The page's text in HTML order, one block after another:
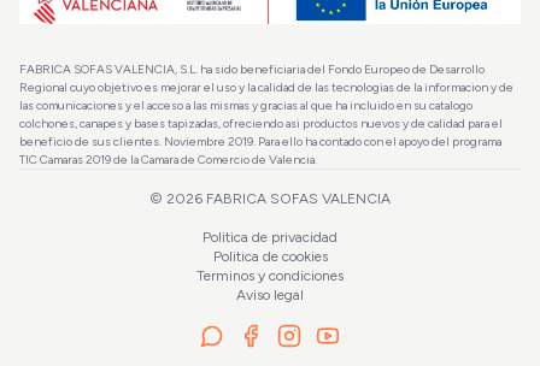
FABRICA SOFAS VALENCIA, S.L. ha sido beneficiaria del Fondo Europeo de Desarrollo
Regional cuyo objetivo es mejorar el uso y la calidad de las tecnologias de la informacion y de
las comunicaciones y el acceso a las mismas y gracias al que ha incluido en su catalogo
colchones, canapes y bases tapizadas, ofreciendo asi productos nuevos y de calidad para el
beneficio de sus clientes. Noviembre 2019. Para ello ha contado con el apoyo del programa
TIC Camaras 2019 de la Camara de Comercio de Valencia.
© 2026 FABRICA SOFAS VALENCIA
Politica de privacidad
Politica de cookies
Terminos y condiciones
Aviso legal